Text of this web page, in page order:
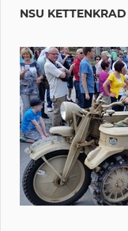
NSU KETTENKRAD